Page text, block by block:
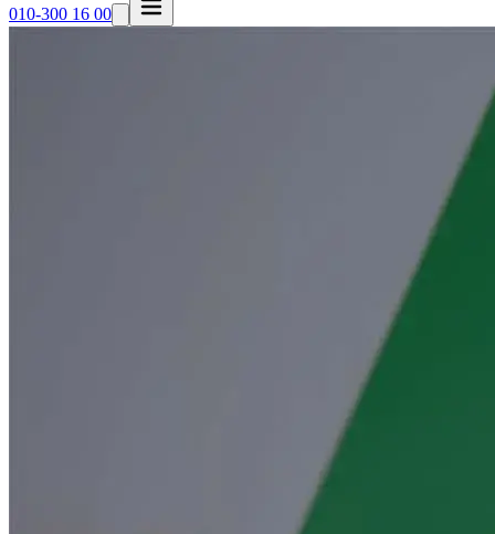
010-300 16 00